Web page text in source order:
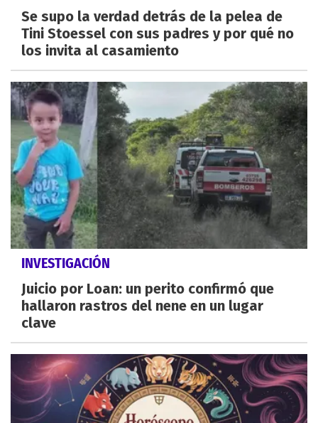
Se supo la verdad detrás de la pelea de
Tini Stoessel con sus padres y por qué no
los invita al casamiento
INVESTIGACIÓN
Juicio por Loan: un perito confirmó que
hallaron rastros del nene en un lugar
clave